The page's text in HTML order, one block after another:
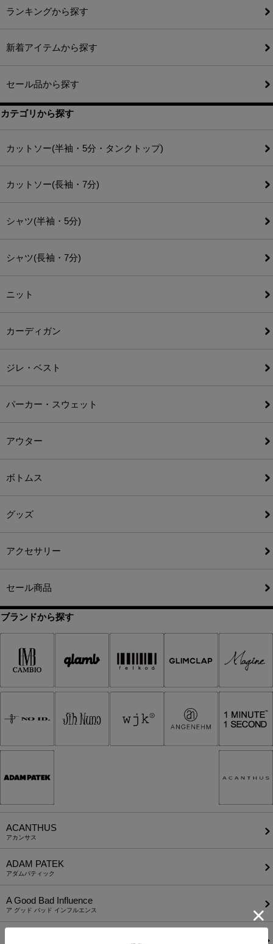
ランキングから探す
新着アイテムから探す
セール品から探す
カテゴリから探す
カットソー(半袖・5分・タンクトップ)
カットソー(長袖・7分)
シャツ(半袖・5分)
シャツ(長袖・7分)
ニット
カーディガン
ジレ・ベスト
パーカー・スウェット
アウター
ボトムス
グッズ
アクセサリー
セール商品
ブランドから探す
ACANTHUS
アカンサス
ADAM PATEK
アダムパティック
A Good Bad Influence
ア グッド バッド インフルエンス